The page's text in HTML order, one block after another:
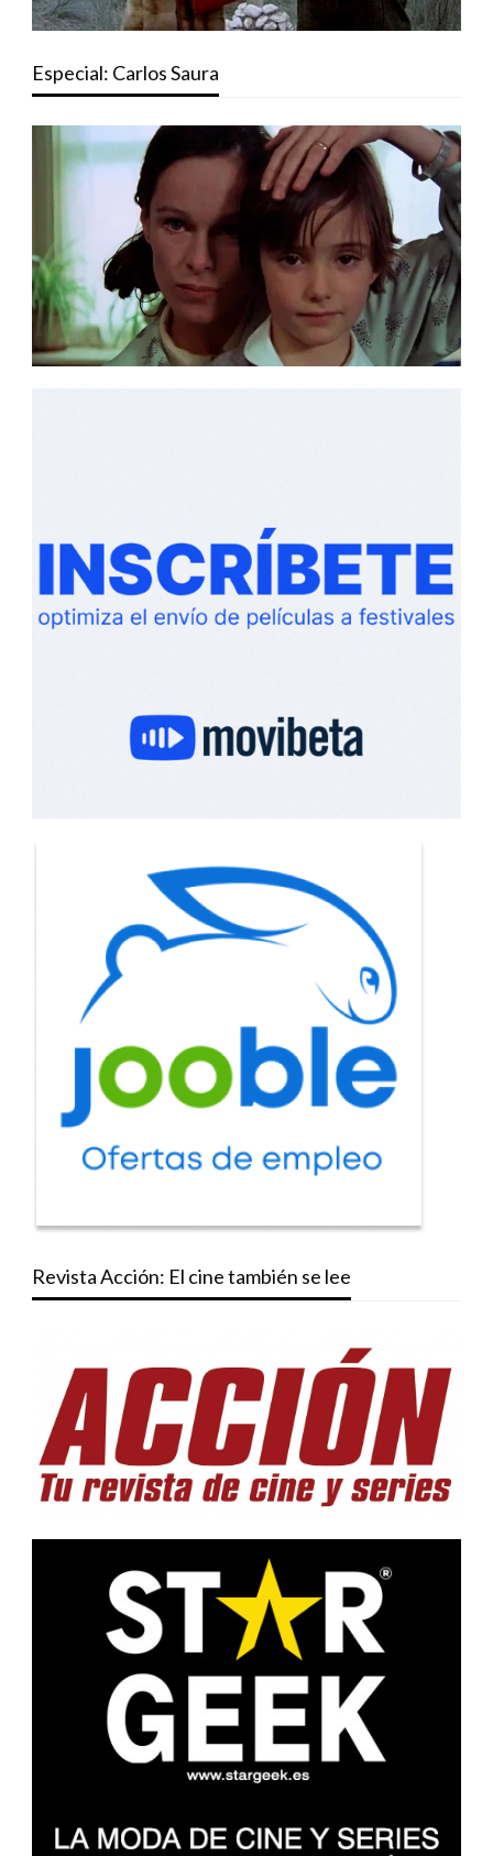
Especial: Carlos Saura
Revista Acción: El cine también se lee